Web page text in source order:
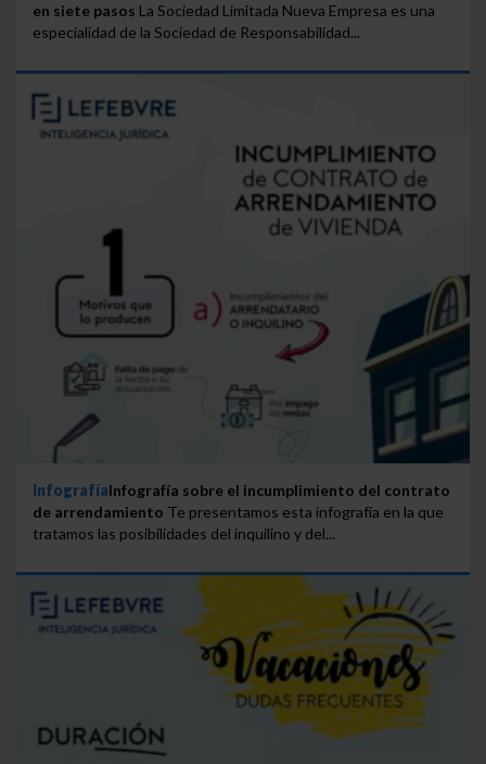
en siete pasos La Sociedad Limitada Nueva Empresa es una
especialidad de la Sociedad de Responsabilidad...
InfografíaInfografía sobre el incumplimiento del contrato
de arrendamiento Te presentamos esta infografía en la que
tratamos las posibilidades del inquilino y del...